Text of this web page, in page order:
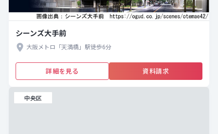
シーンズ大手前
大阪メトロ「天満橋」駅徒歩6分
詳細を見る 資料請求
中央区